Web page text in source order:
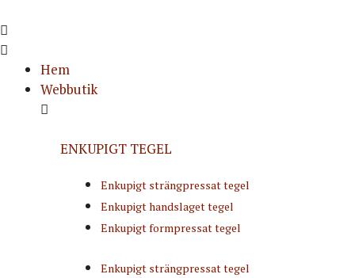
till
innehåll
Hem
Webbutik
ENKUPIGT TEGEL
Enkupigt strängpressat tegel
Enkupigt handslaget tegel
Enkupigt formpressat tegel
Enkupigt strängpressat tegel